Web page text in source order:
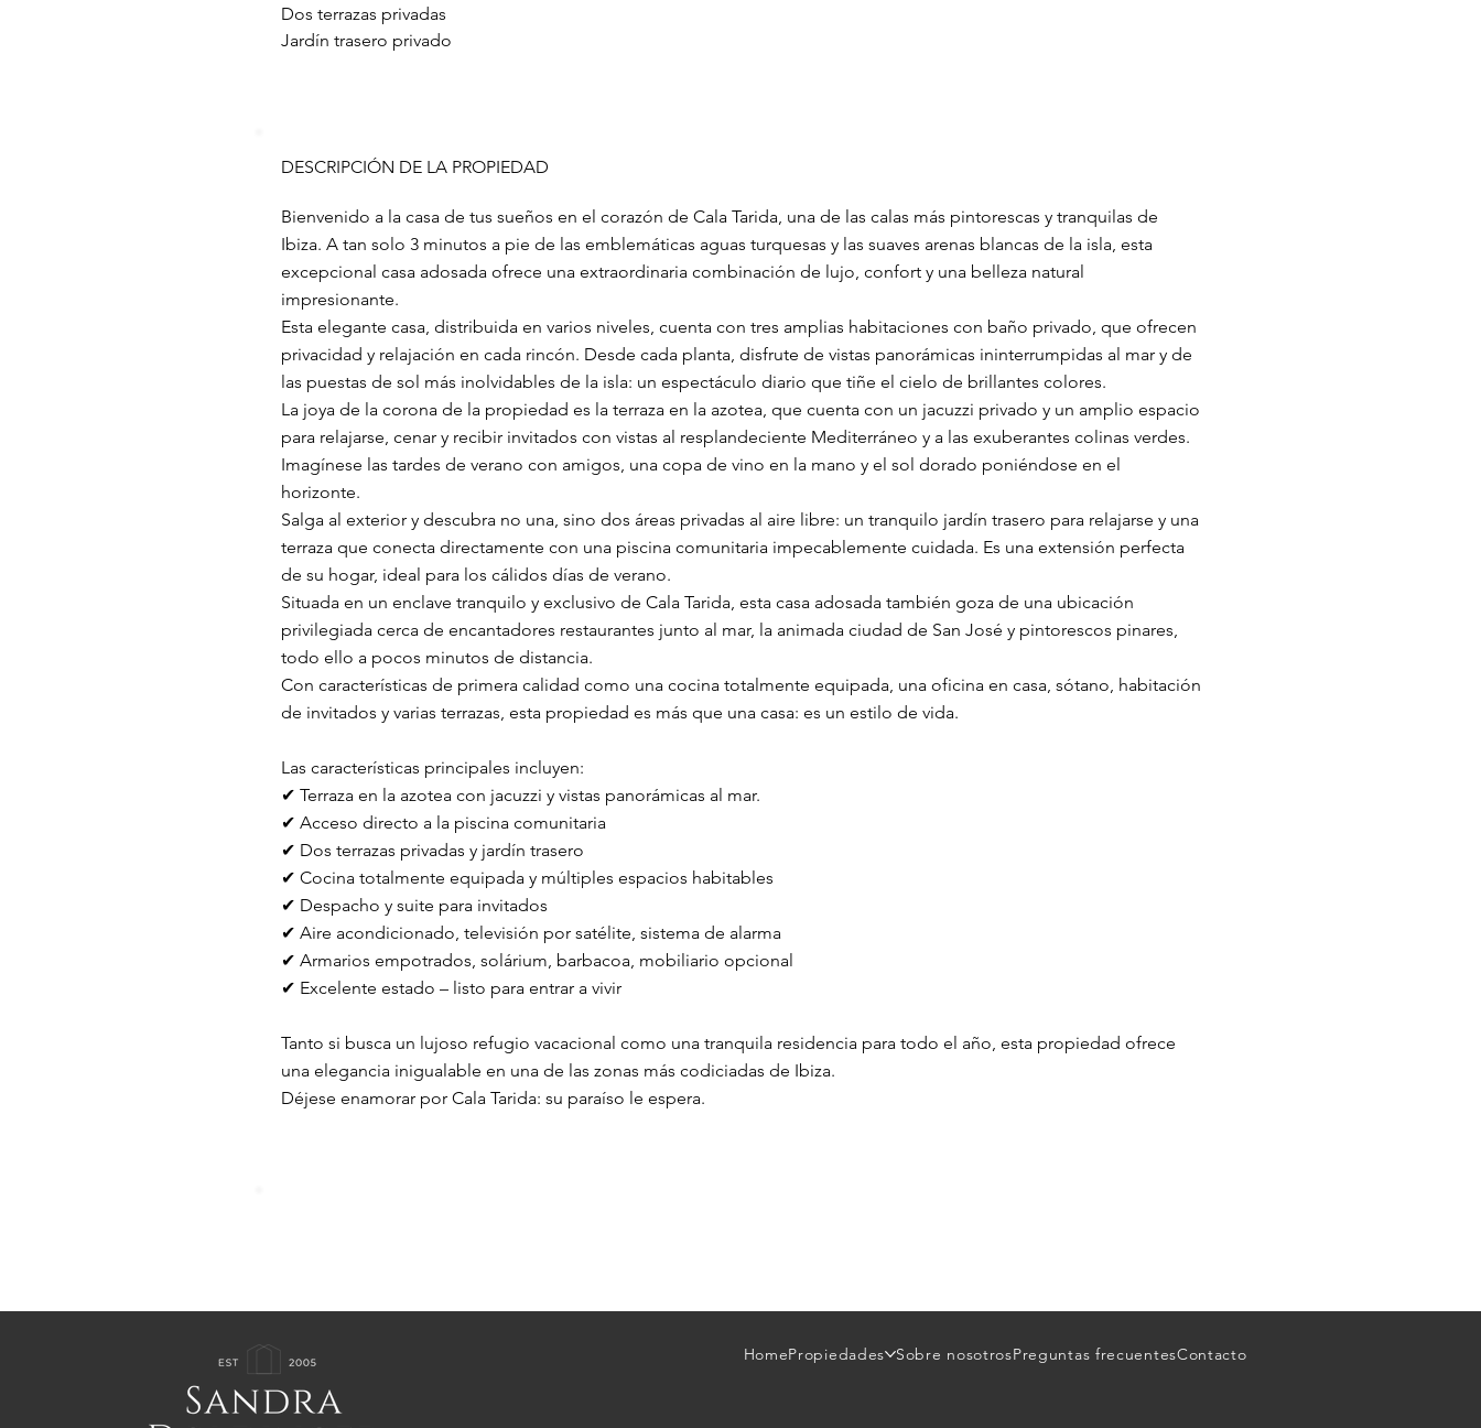
Dos terrazas privadas
Jardín trasero privado
DESCRIPCIÓN DE LA PROPIEDAD
Bienvenido a la casa de tus sueños en el corazón de Cala Tarida, una de las calas más pintorescas y tranquilas de
Ibiza. A tan solo 3 minutos a pie de las emblemáticas aguas turquesas y las suaves arenas blancas de la isla, esta
excepcional casa adosada ofrece una extraordinaria combinación de lujo, confort y una belleza natural
impresionante.
Esta elegante casa, distribuida en varios niveles, cuenta con tres amplias habitaciones con baño privado, que ofrecen
privacidad y relajación en cada rincón. Desde cada planta, disfrute de vistas panorámicas ininterrumpidas al mar y de
las puestas de sol más inolvidables de la isla: un espectáculo diario que tiñe el cielo de brillantes colores.
La joya de la corona de la propiedad es la terraza en la azotea, que cuenta con un jacuzzi privado y un amplio espacio
para relajarse, cenar y recibir invitados con vistas al resplandeciente Mediterráneo y a las exuberantes colinas verdes.
Imagínese las tardes de verano con amigos, una copa de vino en la mano y el sol dorado poniéndose en el
horizonte.
Salga al exterior y descubra no una, sino dos áreas privadas al aire libre: un tranquilo jardín trasero para relajarse y una
terraza que conecta directamente con una piscina comunitaria impecablemente cuidada. Es una extensión perfecta
de su hogar, ideal para los cálidos días de verano.
Situada en un enclave tranquilo y exclusivo de Cala Tarida, esta casa adosada también goza de una ubicación
privilegiada cerca de encantadores restaurantes junto al mar, la animada ciudad de San José y pintorescos pinares,
todo ello a pocos minutos de distancia.
Con características de primera calidad como una cocina totalmente equipada, una oficina en casa, sótano, habitación
de invitados y varias terrazas, esta propiedad es más que una casa: es un estilo de vida.
Las características principales incluyen:
✔ Terraza en la azotea con jacuzzi y vistas panorámicas al mar.
✔ Acceso directo a la piscina comunitaria
✔ Dos terrazas privadas y jardín trasero
✔ Cocina totalmente equipada y múltiples espacios habitables
✔ Despacho y suite para invitados
✔ Aire acondicionado, televisión por satélite, sistema de alarma
✔ Armarios empotrados, solárium, barbacoa, mobiliario opcional
✔ Excelente estado – listo para entrar a vivir
Tanto si busca un lujoso refugio vacacional como una tranquila residencia para todo el año, esta propiedad ofrece
una elegancia inigualable en una de las zonas más codiciadas de Ibiza.
Déjese enamorar por Cala Tarida: su paraíso le espera.
HomePropiedades Sobre nosotrosPreguntas frecuentesContacto